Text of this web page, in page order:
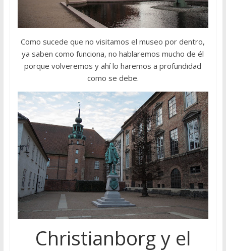
Como sucede que no visitamos el museo por dentro,
ya saben como funciona, no hablaremos mucho de él
porque volveremos y ahí lo haremos a profundidad
como se debe.
Christianborg y el